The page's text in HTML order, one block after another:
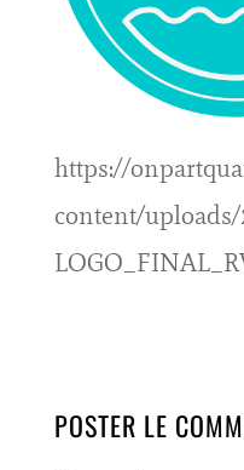
https://
content/
POSTER LE